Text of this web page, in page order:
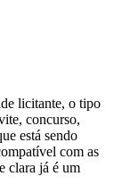
licitante, o tipo
concurso,
está sendo
com as
clara já é um